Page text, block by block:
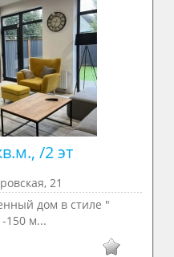
/2 эт
21
дом в стиле "
150 м...